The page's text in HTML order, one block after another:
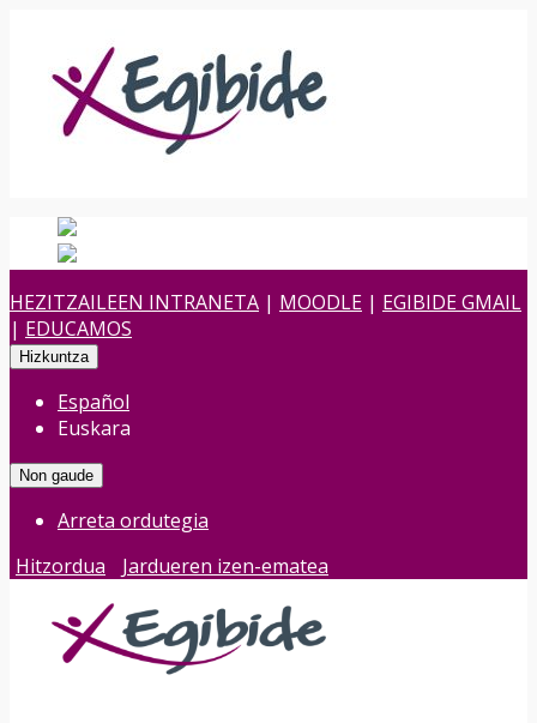
HEZITZAILEEN INTRANETA | MOODLE | EGIBIDE GMAIL
| EDUCAMOS
Hizkuntza
Español
Euskara
Non gaude
Arreta ordutegia
Hitzordua
Jardueren izen-ematea